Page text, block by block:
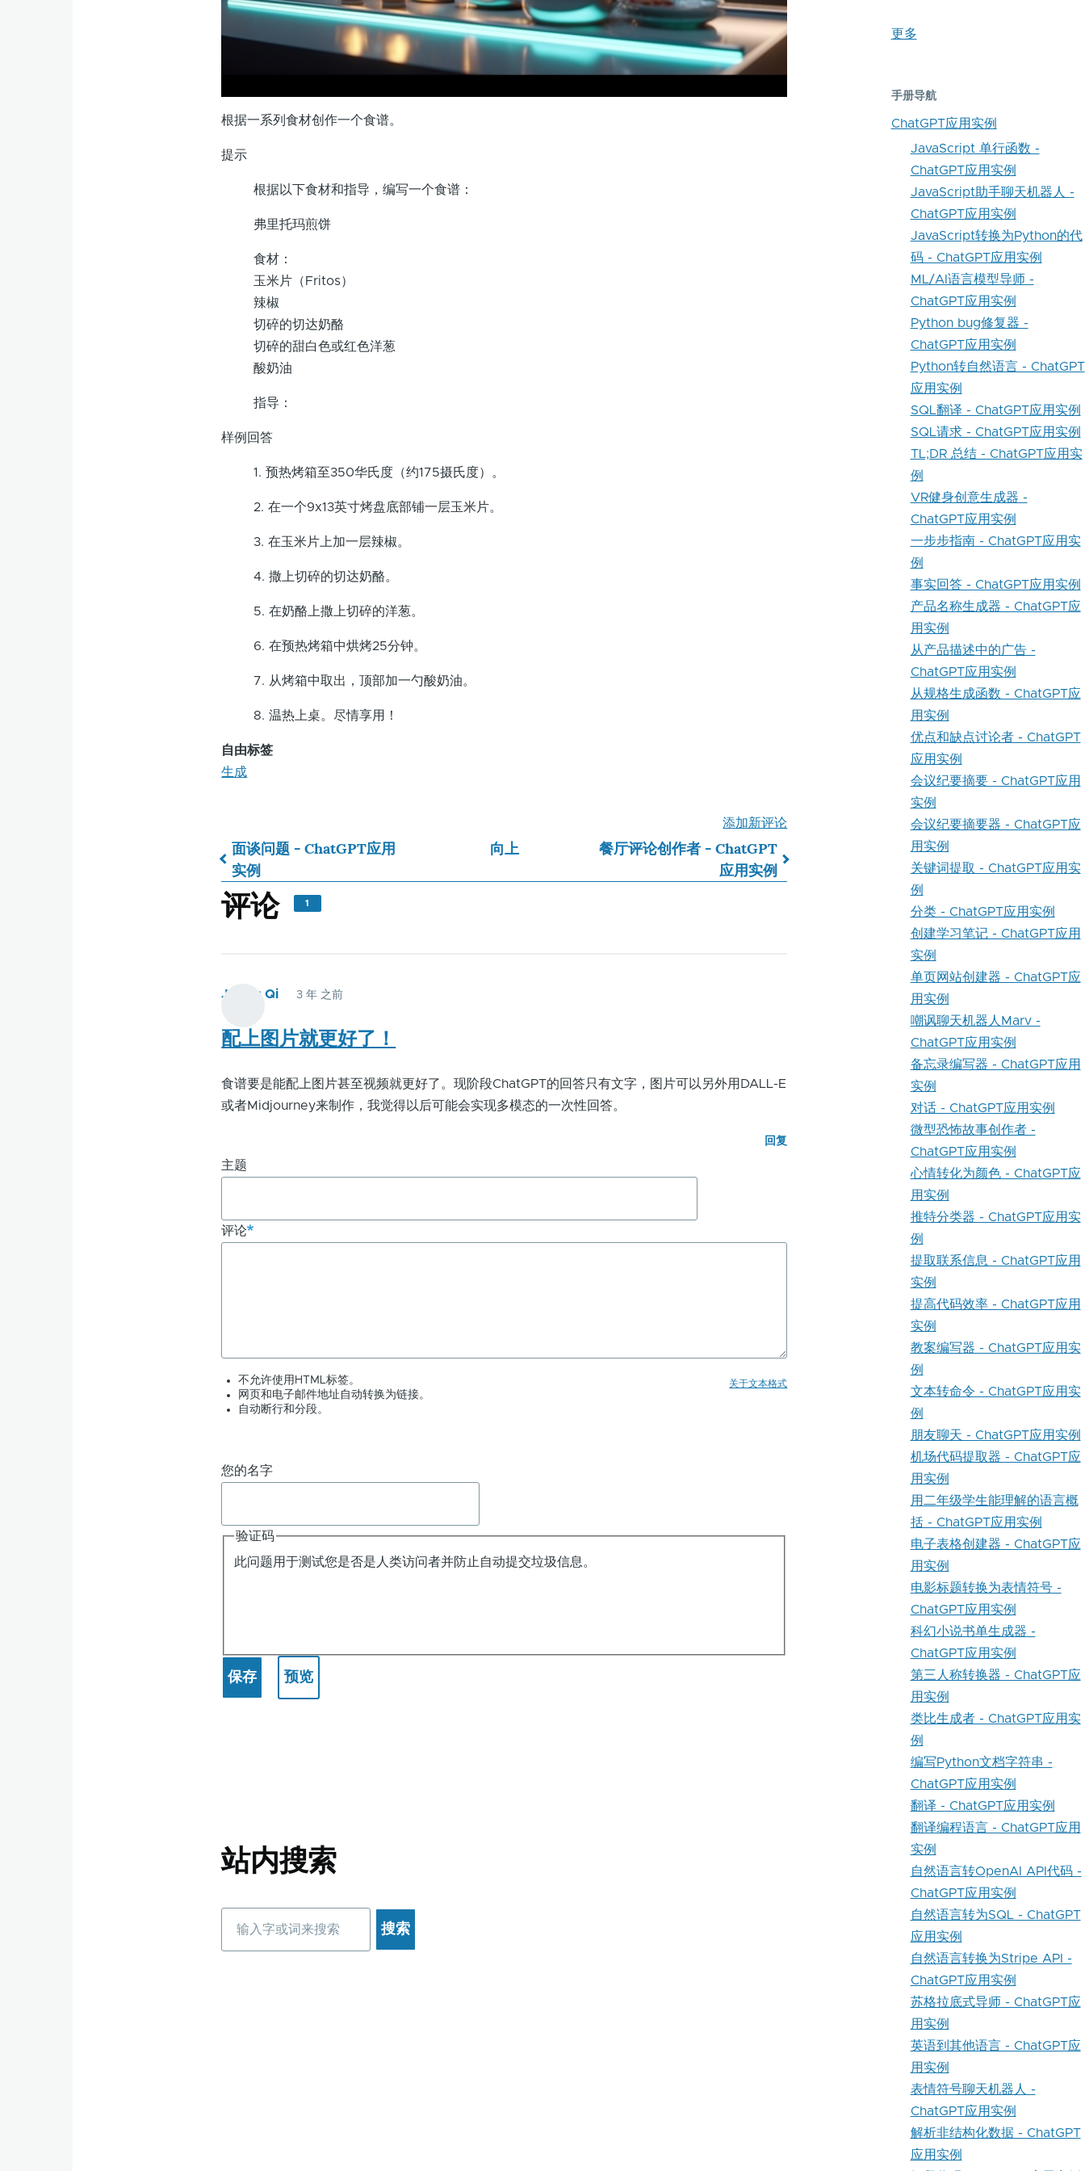
根据一系列食材创作一个食谱。
提示
根据以下食材和指导，编写一个食谱：
弗里托玛煎饼
食材：
玉米片（Fritos）
辣椒
切碎的切达奶酪
切碎的甜白色或红色洋葱
酸奶油
指导：
样例回答
1. 预热烤箱至350华氏度（约175摄氏度）。
2. 在一个9x13英寸烤盘底部铺一层玉米片。
3. 在玉米片上加一层辣椒。
4. 撒上切碎的切达奶酪。
5. 在奶酪上撒上切碎的洋葱。
6. 在预热烤箱中烘烤25分钟。
7. 从烤箱中取出，顶部加一勺酸奶油。
8. 温热上桌。尽情享用！
自由标签
生成
添加新评论
书
籍
链
接：
创
（自
担
-
用
面谈问题 - ChatGPT应用
实例
向上
餐厅评论创作者 - ChatGPT
应用实例
评论 1
James Qi 3 年 之前
配上图片就更好了！
食谱要是能配上图片甚至视频就更好了。现阶段ChatGPT的回答只有文字，图片可以另外用DALL-E
或者Midjourney来制作，我觉得以后可能会实现多模态的一次性回答。
回复
主题
评论
关于文本格式
不允许使用HTML标签。
网页和电子邮件地址自动转换为链接。
自动断行和分段。
您的名字
验证码
此问题用于测试您是否是人类访问者并防止自动提交垃圾信息。
站内搜索
更多
手册导航
ChatGPT应用实例
JavaScript 单行函数 -
ChatGPT应用实例
JavaScript助手聊天机器人 -
ChatGPT应用实例
JavaScript转换为Python的代
码 - ChatGPT应用实例
ML/AI语言模型导师 -
ChatGPT应用实例
Python bug修复器 -
ChatGPT应用实例
Python转自然语言 - ChatGPT
应用实例
SQL翻译 - ChatGPT应用实例
SQL请求 - ChatGPT应用实例
TL;DR 总结 - ChatGPT应用实
例
VR健身创意生成器 -
ChatGPT应用实例
一步步指南 - ChatGPT应用实
例
事实回答 - ChatGPT应用实例
产品名称生成器 - ChatGPT应
用实例
从产品描述中的广告 -
ChatGPT应用实例
从规格生成函数 - ChatGPT应
用实例
优点和缺点讨论者 - ChatGPT
应用实例
会议纪要摘要 - ChatGPT应用
实例
会议纪要摘要器 - ChatGPT应
用实例
关键词提取 - ChatGPT应用实
例
分类 - ChatGPT应用实例
创建学习笔记 - ChatGPT应用
实例
单页网站创建器 - ChatGPT应
用实例
嘲讽聊天机器人Marv -
ChatGPT应用实例
备忘录编写器 - ChatGPT应用
实例
对话 - ChatGPT应用实例
微型恐怖故事创作者 -
ChatGPT应用实例
心情转化为颜色 - ChatGPT应
用实例
推特分类器 - ChatGPT应用实
例
提取联系信息 - ChatGPT应用
实例
提高代码效率 - ChatGPT应用
实例
教案编写器 - ChatGPT应用实
例
文本转命令 - ChatGPT应用实
例
朋友聊天 - ChatGPT应用实例
机场代码提取器 - ChatGPT应
用实例
用二年级学生能理解的语言概
括 - ChatGPT应用实例
电子表格创建器 - ChatGPT应
用实例
电影标题转换为表情符号 -
ChatGPT应用实例
科幻小说书单生成器 -
ChatGPT应用实例
第三人称转换器 - ChatGPT应
用实例
类比生成者 - ChatGPT应用实
例
编写Python文档字符串 -
ChatGPT应用实例
翻译 - ChatGPT应用实例
翻译编程语言 - ChatGPT应用
实例
自然语言转OpenAI API代码 -
ChatGPT应用实例
自然语言转为SQL - ChatGPT
应用实例
自然语言转换为Stripe API -
ChatGPT应用实例
苏格拉底式导师 - ChatGPT应
用实例
英语到其他语言 - ChatGPT应
用实例
表情符号聊天机器人 -
ChatGPT应用实例
解析非结构化数据 - ChatGPT
应用实例